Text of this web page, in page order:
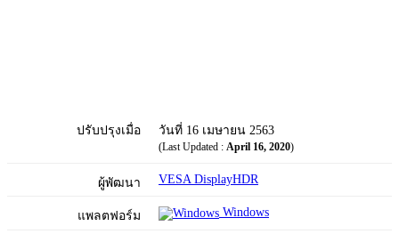
ปรับปรุงเมื่อ วันที่ 16 เมษายน 2563
(Last Updated : April 16, 2020)
ผู้พัฒนา VESA DisplayHDR
แพลตฟอร์ม Windows